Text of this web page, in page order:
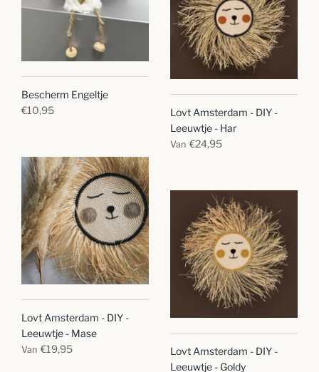
Bescherm Engeltje
€10,95
Lovt Amsterdam - DIY -
Leeuwtje - Har
Van €24,95
Lovt Amsterdam - DIY -
Leeuwtje - Mase
Van €19,95
Lovt Amsterdam - DIY -
Leeuwtje - Goldy